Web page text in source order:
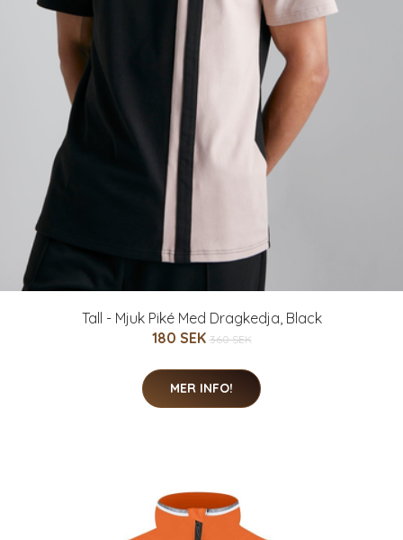
Tall - Mjuk Piké Med Dragkedja, Black
180 SEK 360 SEK
MER INFO!